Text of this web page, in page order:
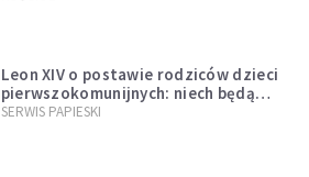
Leon XIV o postawie rodziców dzieci
pierwszokomunijnych: niech będą
przykładem
SERWIS PAPIESKI